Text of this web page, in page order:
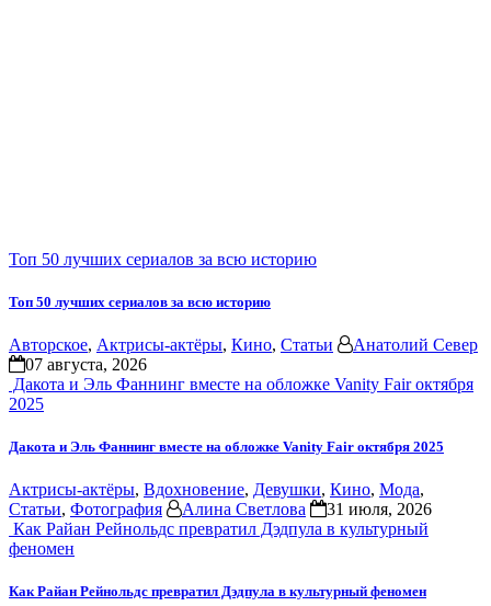
Топ 50 лучших сериалов за всю историю
Топ 50 лучших сериалов за всю историю
Авторское, Актрисы-актёры, Кино, Статьи
Анатолий Север
07 августа, 2026
Дакота и Эль Фаннинг вместе на обложке Vanity Fair октября
2025
Дакота и Эль Фаннинг вместе на обложке Vanity Fair октября 2025
Актрисы-актёры, Вдохновение, Девушки, Кино, Мода,
Статьи, Фотография Алина Светлова
31 июля, 2026
Как Райан Рейнольдс превратил Дэдпула в культурный
феномен
Как Райан Рейнольдс превратил Дэдпула в культурный феномен